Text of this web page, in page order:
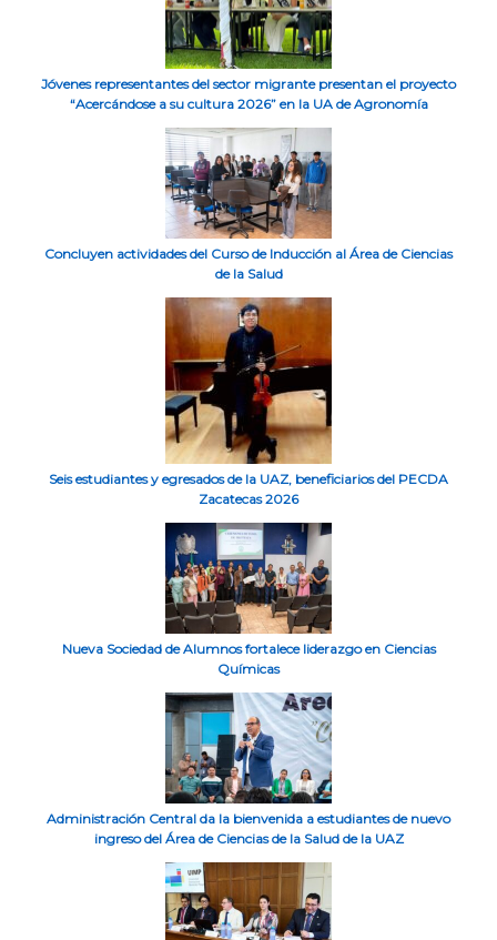
Jóvenes representantes del sector migrante presentan el proyecto
“Acercándose a su cultura 2026” en la UA de Agronomía
Concluyen actividades del Curso de Inducción al Área de Ciencias
de la Salud
Seis estudiantes y egresados de la UAZ, beneficiarios del PECDA
Zacatecas 2026
Nueva Sociedad de Alumnos fortalece liderazgo en Ciencias
Químicas
Administración Central da la bienvenida a estudiantes de nuevo
ingreso del Área de Ciencias de la Salud de la UAZ